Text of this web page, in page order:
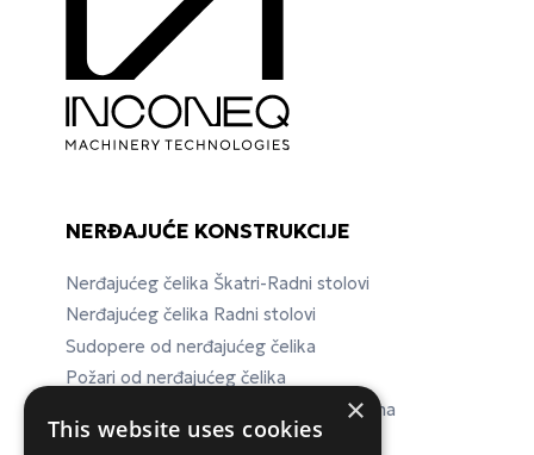
NERĐAJUĆE KONSTRUKCIJE
Nerđajućeg čelika Škatri-Radni stolovi
Nerđajućeg čelika Radni stolovi
Sudopere od nerđajućeg čelika
Požari od nerđajućeg čelika
Nerđajućeg čelika Laboratorijska oprema
×
This website uses cookies